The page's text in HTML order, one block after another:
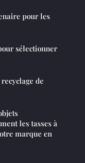
pour les
sélectionner
de
les tasses à
marque en